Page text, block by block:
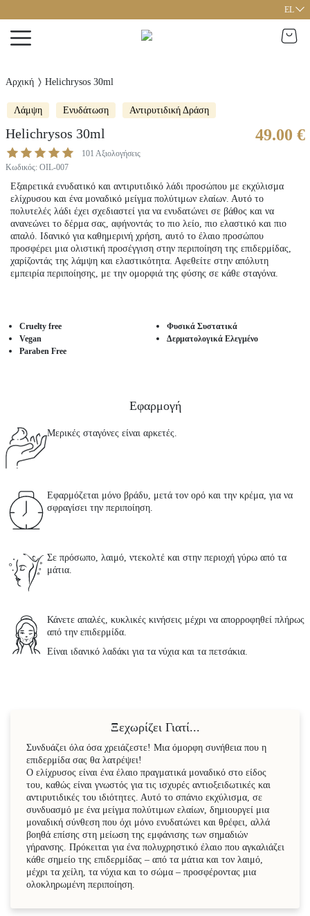
EL
Αρχική Helichrysos 30ml
Λάμψη Ενυδάτωση Αντιρυτιδική Δράση
Helichrysos 30ml
101 Αξιολογήσεις
Κωδικός: OIL-007
49.00 €
Εξαιρετικά ενυδατικό και αντιρυτιδικό λάδι προσώπου με εκχύλισμα
ελίχρυσου και ένα μοναδικό μείγμα πολύτιμων ελαίων. Αυτό το
πολυτελές λάδι έχει σχεδιαστεί για να ενυδατώνει σε βάθος και να
ανανεώνει το δέρμα σας, αφήνοντάς το πιο λείο, πιο ελαστικό και πιο
απαλό. Ιδανικό για καθημερινή χρήση, αυτό το έλαιο προσώπου
προσφέρει μια ολιστική προσέγγιση στην περιποίηση της επιδερμίδας,
χαρίζοντάς της λάμψη και ελαστικότητα. Αφεθείτε στην απόλυτη
εμπειρία περιποίησης, με την ομορφιά της φύσης σε κάθε σταγόνα.
Cruelty free
Vegan
Paraben Free
Φυσικά Συστατικά
Δερματολογικά Ελεγμένο
Εφαρμογή
Μερικές σταγόνες είναι αρκετές.
Εφαρμόζεται μόνο βράδυ, μετά τον ορό και την κρέμα, για να
σφραγίσει την περιποίηση.
Σε πρόσωπο, λαιμό, ντεκολτέ και στην περιοχή γύρω από τα
μάτια.
Κάνετε απαλές, κυκλικές κινήσεις μέχρι να απορροφηθεί πλήρως
από την επιδερμίδα.
Είναι ιδανικό λαδάκι για τα νύχια και τα πετσάκια.
Ξεχωρίζει Γιατί...
Συνδυάζει όλα όσα χρειάζεστε! Μια όμορφη συνήθεια που η
επιδερμίδα σας θα λατρέψει!
Ο ελίχρυσος είναι ένα έλαιο πραγματικά μοναδικό στο είδος
του, καθώς είναι γνωστός για τις ισχυρές αντιοξειδωτικές και
αντιρυτιδικές του ιδιότητες. Αυτό το σπάνιο εκχύλισμα, σε
συνδυασμό με ένα μείγμα πολύτιμων ελαίων, δημιουργεί μια
μοναδική σύνθεση που όχι μόνο ενυδατώνει και θρέφει, αλλά
βοηθά επίσης στη μείωση της εμφάνισης των σημαδιών
γήρανσης. Πρόκειται για ένα πολυχρηστικό έλαιο που αγκαλιάζει
κάθε σημείο της επιδερμίδας – από τα μάτια και τον λαιμό,
μέχρι τα χείλη, τα νύχια και το σώμα – προσφέροντας μια
ολοκληρωμένη περιποίηση.